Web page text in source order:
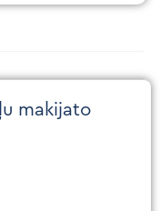
makijato